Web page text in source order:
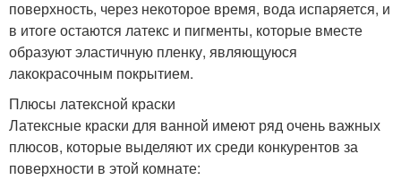
поверхность, через некоторое время, вода испаряется, и
в итоге остаются латекс и пигменты, которые вместе
образуют эластичную пленку, являющуюся
лакокрасочным покрытием.
Плюсы латексной краски
Латексные краски для ванной имеют ряд очень важных
плюсов, которые выделяют их среди конкурентов за
поверхности в этой комнате: